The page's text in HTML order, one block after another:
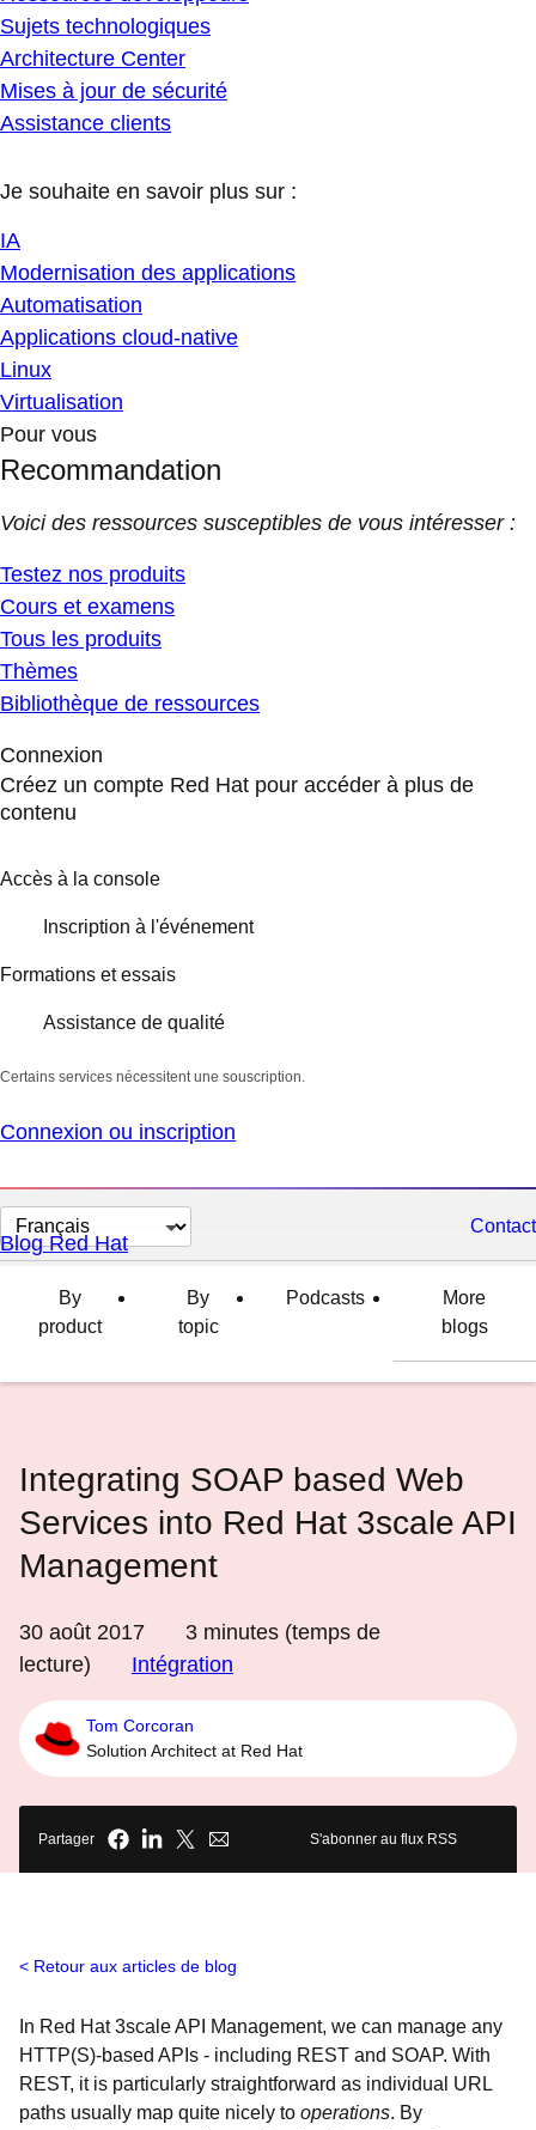
Sujets technologiques
Architecture Center
Mises à jour de sécurité
Assistance clients
Je souhaite en savoir plus sur :
IA
Modernisation des applications
Automatisation
Applications cloud-native
Linux
Virtualisation
Pour vous
Recommandation
Voici des ressources susceptibles de vous intéresser :
Testez nos produits
Cours et examens
Tous les produits
Thèmes
Bibliothèque de ressources
Connexion
Créez un compte Red Hat pour accéder à plus de
contenu
Accès à la console
Inscription à l'événement
Formations et essais
Assistance de qualité
Certains services nécessitent une souscription.
Connexion ou inscription
Changer
la
langue
Contact
Blog Red Hat
By
product
By
topic
Podcasts
More
blogs
Integrating SOAP based Web
Services into Red Hat 3scale API
Management
30 août 2017 3 minutes (temps de
lecture)
Intégration
Tom Corcoran
Solution Architect at Red Hat
Partager S'abonner au flux RSS
Retour aux articles de blog
In Red Hat 3scale API Management, we can manage any
HTTP(S)-based APIs - including REST and SOAP. With
REST, it is particularly straightforward as individual URL
paths usually map quite nicely to operations. By